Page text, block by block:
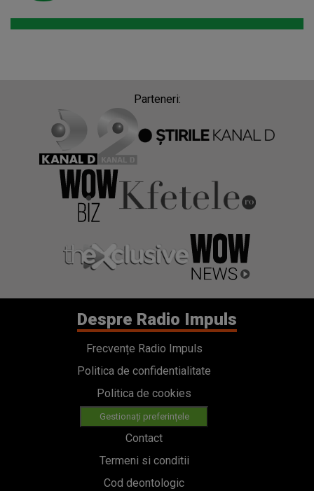
Parteneri:
Despre Radio Impuls
Frecvențe Radio Impuls
Politica de confidentialitate
Politica de cookies
Gestionați preferințele
Contact
Termeni si conditii
Cod deontologic